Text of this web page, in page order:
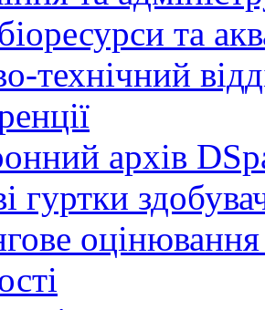
та
технічний
архів
гуртки
оцінювання